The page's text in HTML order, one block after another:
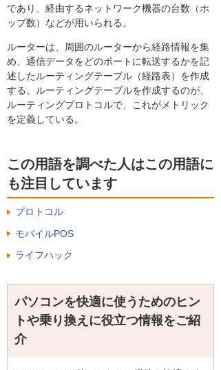
であり、経由するネットワーク機器の台数（ホ
ップ数）などが用いられる。
ルーターは、周囲のルーターから経路情報を集
め、通信データをどのポートに転送するかを記
述したルーティングテーブル（経路表）を作成
する。ルーティングテーブルを作成するのが、
ルーティングプロトコルで、これがメトリック
を定義している。
この用語を調べた人はこの用語に
も注目しています
プロトコル
モバイルPOS
ライフハック
パソコンを快適に使うためのヒン
トや乗り換えに役立つ情報をご紹
介